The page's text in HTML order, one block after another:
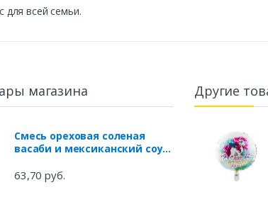
для всей семьи.
магазина
Смесь ореховая соленая
васаби и мексиканский соус,
63,70 руб.
Другие